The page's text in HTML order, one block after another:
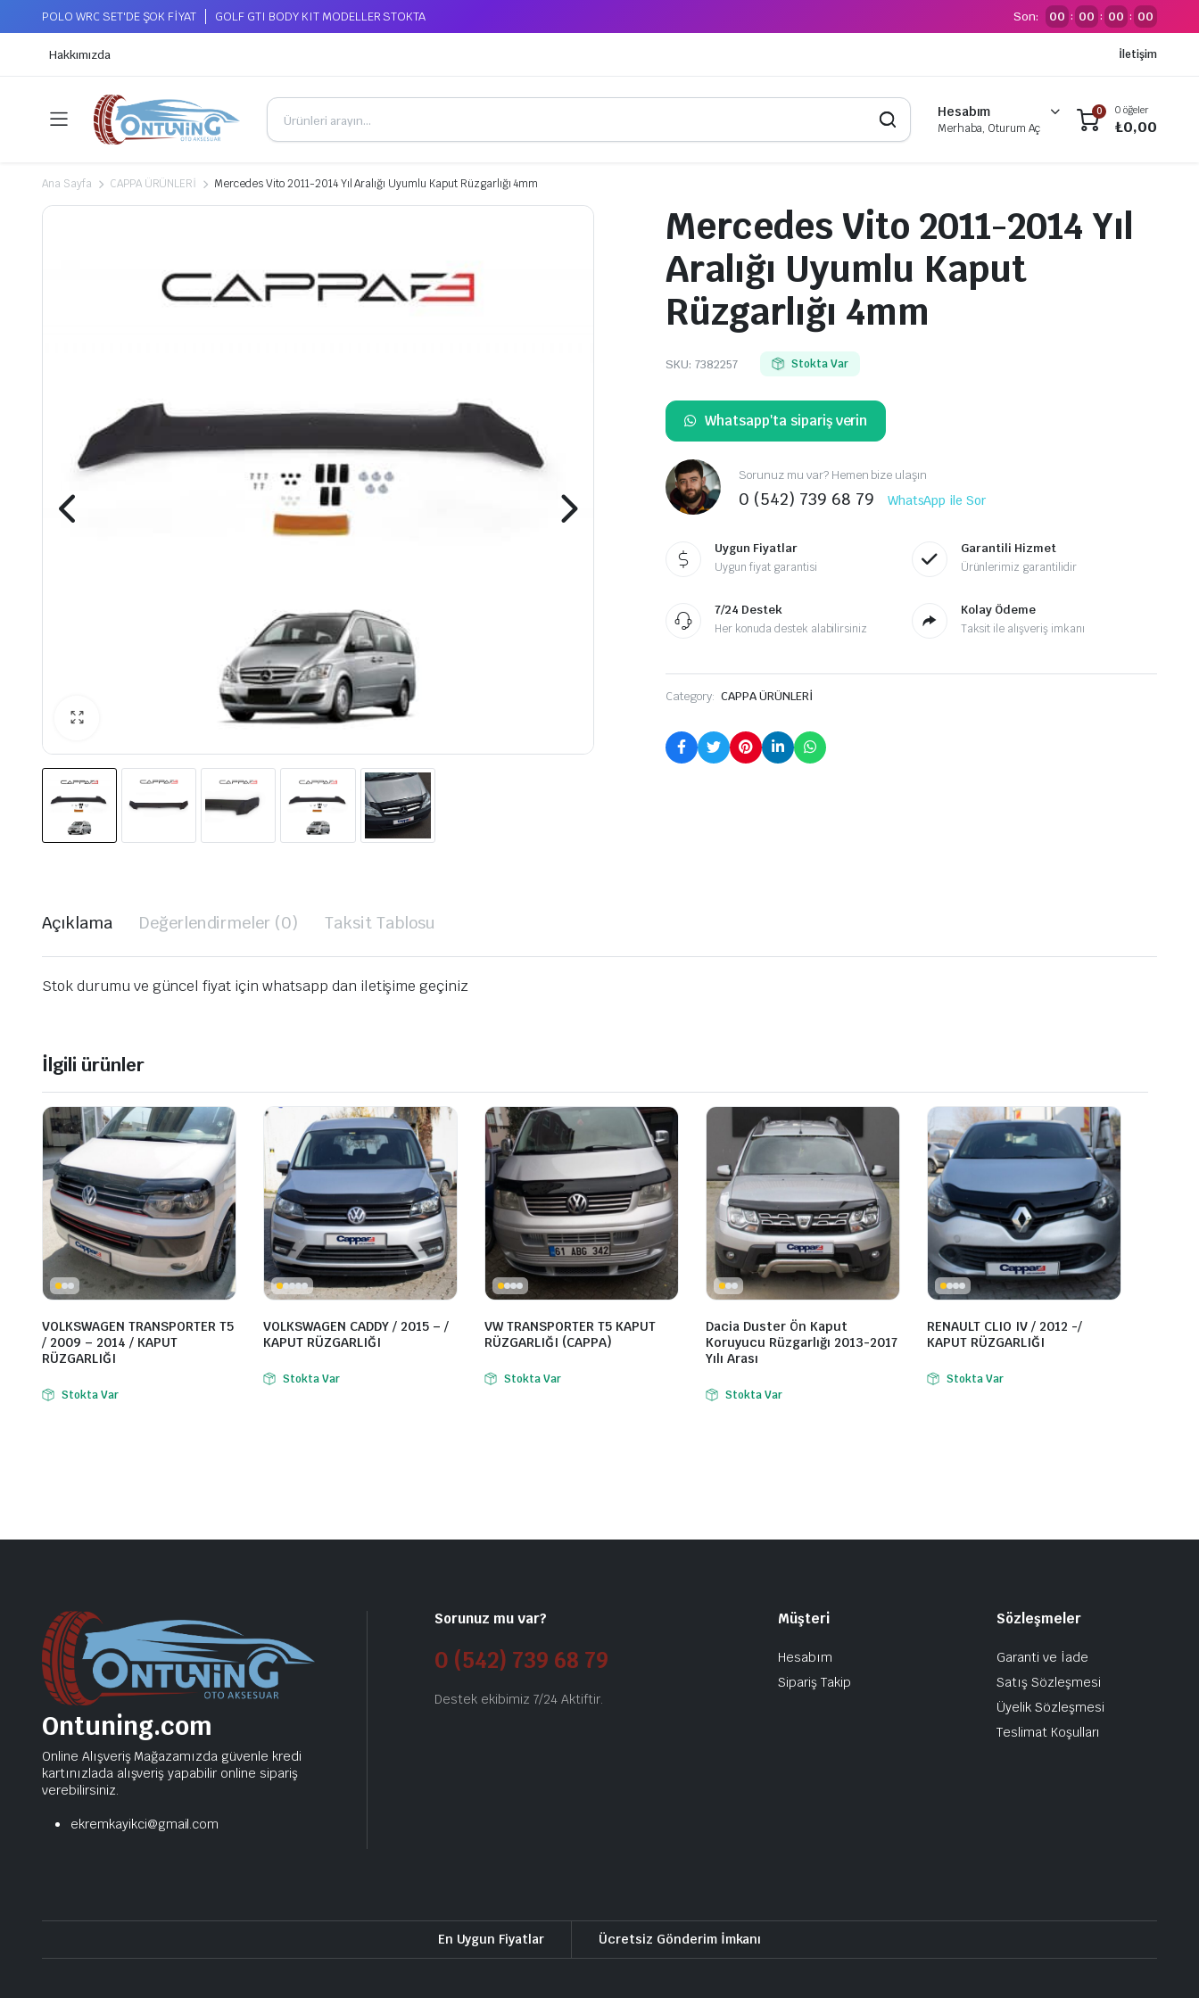
POLO WRC SET'DE ŞOK FİYAT GOLF GTI BODY KIT MODELLER STOKTA Son: 00 : 00 : 00 : 00
Hakkımızda İletişim
Hesabım
Merhaba, Oturum Aç
0 0 öğeler
₺0,00
Ana Sayfa CAPPA ÜRÜNLERİ Mercedes Vito 2011-2014 Yıl Aralığı Uyumlu Kaput Rüzgarlığı 4mm
Mercedes Vito 2011-2014 Yıl
Aralığı Uyumlu Kaput
Rüzgarlığı 4mm
SKU: 7382257 Stokta Var
Whatsapp'ta sipariş verin
Sorunuz mu var? Hemen bize ulaşın
0 (542) 739 68 79 WhatsApp ile Sor
Uygun Fiyatlar
Uygun fiyat garantisi
Garantili Hizmet
Ürünlerimiz garantilidir
7/24 Destek
Her konuda destek alabilirsiniz
Kolay Ödeme
Taksit ile alışveriş imkanı
Category: CAPPA ÜRÜNLERİ
Açıklama Değerlendirmeler (0) Taksit Tablosu
Stok durumu ve güncel fiyat için whatsapp dan iletişime geçiniz
İlgili ürünler
VOLKSWAGEN TRANSPORTER T5
/ 2009 – 2014 / KAPUT
RÜZGARLIĞI
Stokta Var
VOLKSWAGEN CADDY / 2015 – /
KAPUT RÜZGARLIĞI
Stokta Var
VW TRANSPORTER T5 KAPUT
RÜZGARLIĞI (CAPPA)
Stokta Var
Dacia Duster Ön Kaput
Koruyucu Rüzgarlığı 2013-2017
Yılı Arası
Stokta Var
RENAULT CLIO IV / 2012 -/
KAPUT RÜZGARLIĞI
Stokta Var
Ontuning.com
Online Alışveriş Mağazamızda güvenle kredi
kartınızlada alışveriş yapabilir online sipariş
verebilirsiniz.
ekremkayikci@gmail.com
Sorunuz mu var?
0 (542) 739 68 79
Destek ekibimiz 7/24 Aktiftir.
Müşteri
Hesabım
Sipariş Takip
Sözleşmeler
Garanti ve İade
Satış Sözleşmesi
Üyelik Sözleşmesi
Teslimat Koşulları
En Uygun Fiyatlar Ücretsiz Gönderim İmkanı